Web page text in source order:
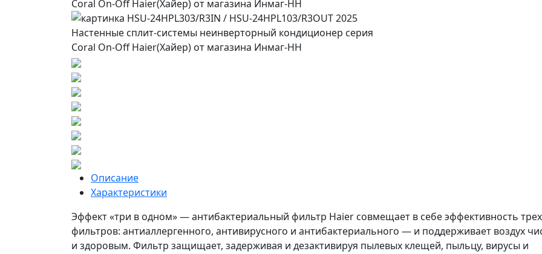
Описание
Характеристики
Эффект «три в одном» — антибактериальный фильтр Haier совмещает в себе эффективность трех
фильтров: антиаллергенного, антивирусного и антибактериального — и поддерживает воздух
и здоровым. Фильтр защищает, задерживая и дезактивируя пылевых клещей, пыльцу, вирусы и